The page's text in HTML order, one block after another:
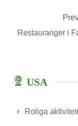
Restauranger i
USA
Roliga